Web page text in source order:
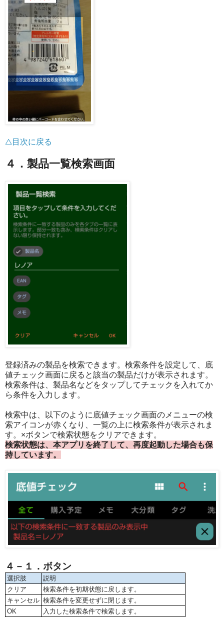
△目次に戻る
４．製品一覧検索画面
登録済みの製品を検索できます。検索条件を設定して、底
値チェック画面に戻ると該当の製品だけが表示されます。
検索条件は、製品名などをタップしてチェックを入れてか
ら条件を入力します。
検索中は、以下のように底値チェック画面のメニューの検
索アイコンが赤くなり、一覧の上に検索条件が表示されま
す。×ボタンで検索状態をクリアできます。
検索状態は、本アプリを終了して、再度起動した場合も保
持しています。
４－１．ボタン
選択肢
説明
クリア
検索条件を初期状態に戻します。
キャンセル 検索条件を変更せずに閉じます。
OK
入力した検索条件で検索します。